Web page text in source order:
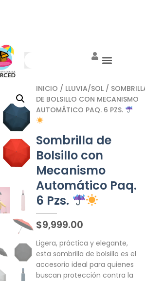
INICIO / LLUVIA/SOL /
DE BOLSILLO CON MECANISMO
AUTOMÁTICO PAQ. 6 PZS.
Sombrilla de
Bolsillo con
Mecanismo
Automático Paq.
6 Pzs.
$9,999.00
Ligera, práctica y elegante,
esta sombrilla de bolsillo es el
accesorio ideal para quienes
buscan protección contra la